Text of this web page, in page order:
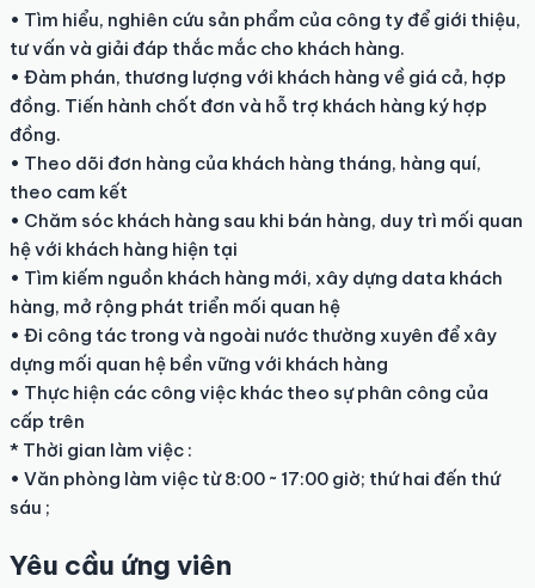
• Tìm hiểu, nghiên cứu sản phẩm của công ty để giới thiệu,
tư vấn và giải đáp thắc mắc cho khách hàng.
• Đàm phán, thương lượng với khách hàng về giá cả, hợp
đồng. Tiến hành chốt đơn và hỗ trợ khách hàng ký hợp
đồng.
• Theo dõi đơn hàng của khách hàng tháng, hàng quí,
theo cam kết
• Chăm sóc khách hàng sau khi bán hàng, duy trì mối quan
hệ với khách hàng hiện tại
• Tìm kiếm nguồn khách hàng mới, xây dựng data khách
hàng, mở rộng phát triển mối quan hệ
• Đi công tác trong và ngoài nước thường xuyên để xây
dựng mối quan hệ bền vững với khách hàng
• Thực hiện các công việc khác theo sự phân công của
cấp trên
* Thời gian làm việc :
• Văn phòng làm việc từ 8:00 ~ 17:00 giờ; thứ hai đến thứ
sáu ;
Yêu cầu ứng viên